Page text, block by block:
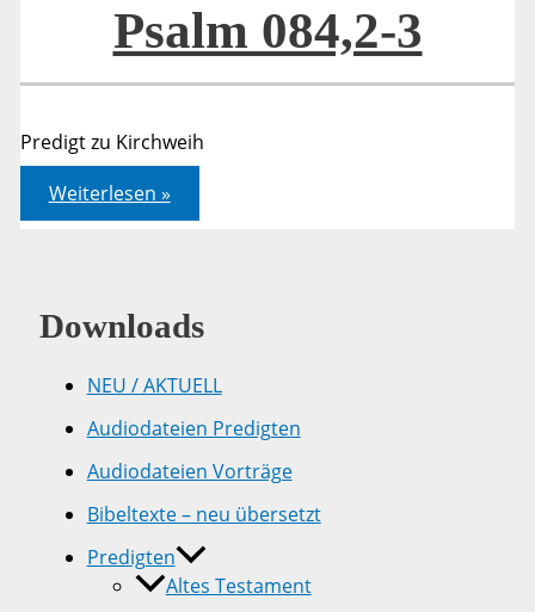
Psalm 084,2-3
Predigt zu Kirchweih
Psalm
084,2-
3
Weiterlesen »
Downloads
NEU / AKTUELL
Audiodateien Predigten
Audiodateien Vorträge
Bibeltexte – neu übersetzt
Predigten
Altes Testament